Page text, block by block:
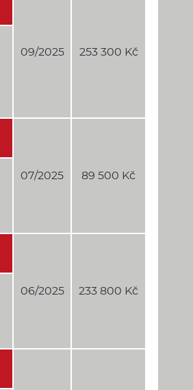
09/2025 253 300 Kč
07/2025 89 500 Kč
06/2025 233 800 Kč